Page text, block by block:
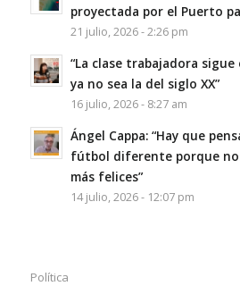
proyectada por el Puerto
21 julio, 2026 - 2:26 pm
“La clase trabajadora
ya no sea la del siglo XX”
16 julio, 2026 - 8:27 am
Ángel Cappa: “Hay que
fútbol diferente porque
más felices”
14 julio, 2026 - 12:07 pm
Política